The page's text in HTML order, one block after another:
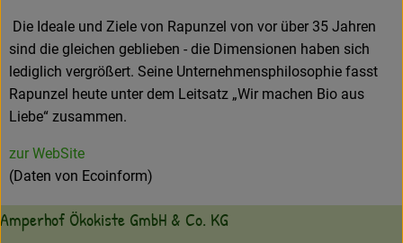
Die Ideale und Ziele von Rapunzel von vor über 35 Jahren
sind die gleichen geblieben - die Dimensionen haben sich
lediglich vergrößert. Seine Unternehmensphilosophie fasst
Rapunzel heute unter dem Leitsatz „Wir machen Bio aus
Liebe“ zusammen.
zur WebSite
(Daten von Ecoinform)
Amperhof Ökokiste GmbH & Co. KG